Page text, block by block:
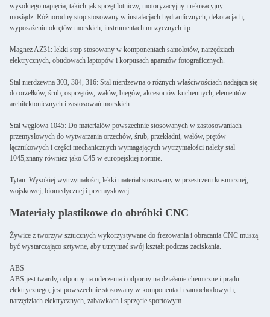
wysokiego napięcia, takich jak sprzęt lotniczy, motoryzacyjny i rekreacyjny.
mosiądz: Różnorodny stop stosowany w instalacjach hydraulicznych, dekoracjach,
wyposażeniu okrętów morskich, instrumentach muzycznych itp.
Magnez AZ31: lekki stop stosowany w komponentach samolotów, narzędziach
elektrycznych, obudowach laptopów i korpusach aparatów fotograficznych.
Stal nierdzewna 303, 304, 316: Stal nierdzewna o różnych właściwościach nadająca się
do orzełków, śrub, osprzętów, wałów, biegów, akcesoriów kuchennych, elementów
architektonicznych i zastosowań morskich.
Stal węglowa 1045: Do materiałów powszechnie stosowanych w zastosowaniach
przemysłowych do wytwarzania orzechów, śrub, przekładni, wałów, prętów
łącznikowych i części mechanicznych wymagających wytrzymałości należy stal
1045,znany również jako C45 w europejskiej normie.
Tytan: Wysokiej wytrzymałości, lekki materiał stosowany w przestrzeni kosmicznej,
wojskowej, biomedycznej i przemysłowej.
Materiały plastikowe do obróbki CNC
Żywice z tworzyw sztucznych wykorzystywane do frezowania i obracania CNC muszą
być wystarczająco sztywne, aby utrzymać swój kształt podczas zaciskania.
ABS
ABS jest twardy, odporny na uderzenia i odporny na działanie chemiczne i prądu
elektrycznego, jest powszechnie stosowany w komponentach samochodowych,
narzędziach elektrycznych, zabawkach i sprzęcie sportowym.